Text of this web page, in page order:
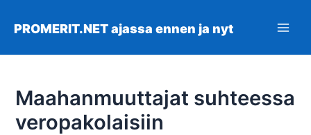
sisältöön
PROMERIT.NET ajassa ennen ja nyt
Maahanmuuttajat suhteessa
veropakolaisiin